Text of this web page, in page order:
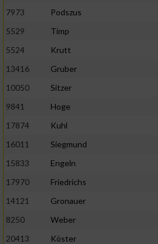
7973
Podszus
5529
Timp
5524
Krutt
13416
Gruber
10050
Sitzer
9841
Hoge
17874
Kuhl
16011
Siegmund
15833
Engeln
17970
Friedrichs
14121
Gronauer
8250
Weber
20413
Köster